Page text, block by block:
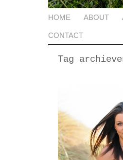
HOME ABOUT
CONTACT
Tag